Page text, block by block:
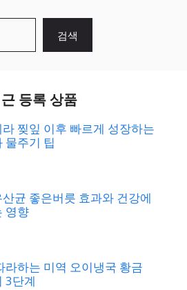
검색
등록 상품
찢잎 이후 빠르게 성장하는
물주기 팁
균 좋은버릇 효과와 건강에
영향
라하는 미역 오이냉국 황금
3단계